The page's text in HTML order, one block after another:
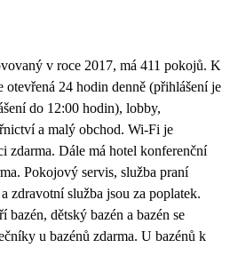
v roce 2017, má 411 pokojů. K
otevřená 24 hodin denně (přihlášení je
do 12:00 hodin), lobby,
a malý obchod. Wi-Fi je
zdarma. Dále má hotel konferenční
Pokojový servis, služba praní
zdravotní služba jsou za poplatek.
dětský bazén a bazén se
u bazénů zdarma. U bazénů k